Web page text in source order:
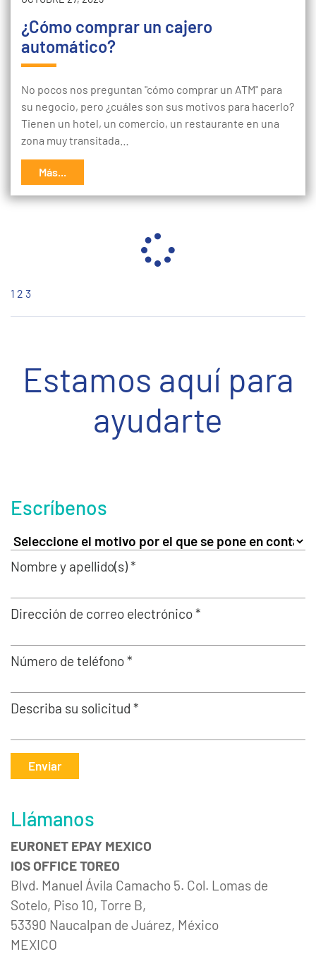
¿Cómo comprar un cajero
automático?
No pocos nos preguntan "cómo comprar un ATM" para
su negocio, pero ¿cuáles son sus motivos para hacerlo?
Tienen un hotel, un comercio, un restaurante en una
zona muy transitada…
Más...
1 2 3
Estamos aquí para
ayudarte
Escríbenos
Nombre y apellido(s) *
Dirección de correo electrónico *
Número de teléfono *
Describa su solicitud *
Enviar
Llámanos
EURONET EPAY MEXICO
IOS OFFICE TOREO
Blvd. Manuel Ávila Camacho 5. Col. Lomas de
Sotelo, Piso 10, Torre B,
53390 Naucalpan de Juárez, México
MEXICO